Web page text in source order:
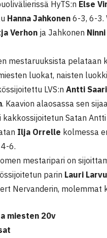
HyTS:n Else
Hanna Jahkonen 6-3, 6-3.
Verhon ja Jahkonen
mestaruuksista pelataan
luokat, naisten
LVS:n Antti
. Kaavion alaosassa sen
kakkossijoitetun Satan
Ilja Orrelle kolmessa
6.
mestaripari on
parin Lauri
Nervanderin, molemmat
miesten 20v